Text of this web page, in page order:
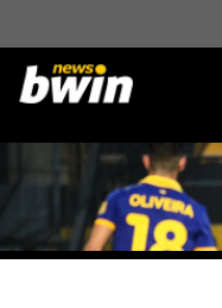
to
content